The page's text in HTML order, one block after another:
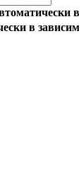
в